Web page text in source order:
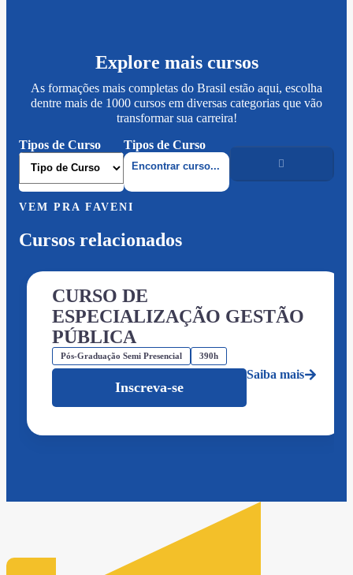
Explore mais cursos
As formações mais completas do Brasil estão aqui, escolha
dentre mais de 1000 cursos em diversas categorias que vão
transformar sua carreira!
Tipos de Curso
Tipos de Curso
VEM PRA FAVENI
Cursos relacionados
CURSO DE
ESPECIALIZAÇÃO GESTÃO
PÚBLICA
Pós-Graduação Semi Presencial 390h
Inscreva-se
Saiba mais